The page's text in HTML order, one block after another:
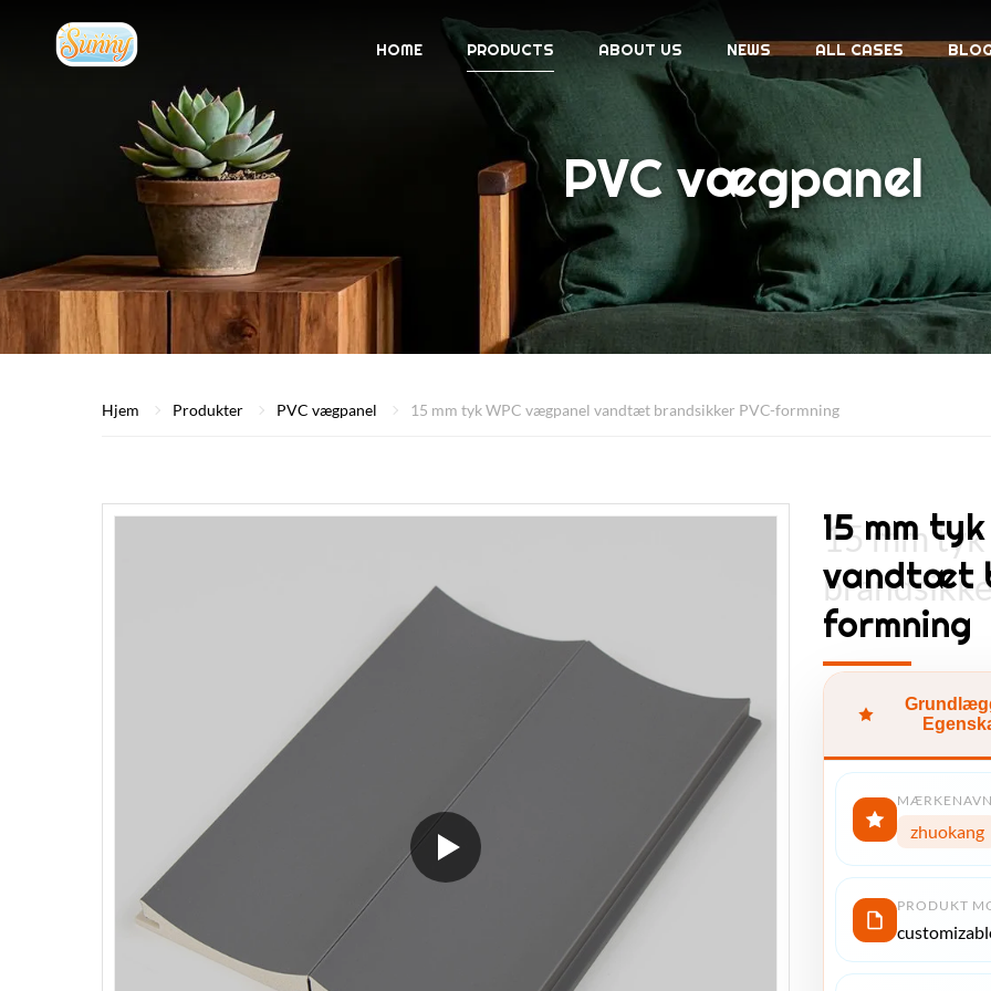
HOME PRODUCTS ABOUT US NEWS ALL CASES BLOG
PVC vægpanel
Hjem Produkter PVC vægpanel 15 mm tyk WPC vægpanel vandtæt brandsikker PVC-formning
15 mm
vandtæt
formning
15 mm
MÆRKENAVN
zhuokang
PRODUKT